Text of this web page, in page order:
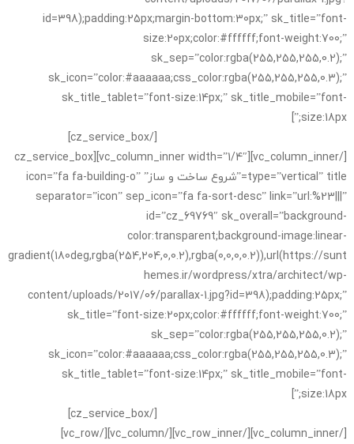
id=398);padding:25px;margin-bottom:30px;” sk_title=”font-
size:20px;color:#ffffff;font-weight:700;”
sk_sep=”color:rgba(255,255,255,0.2);”
sk_icon=”color:#aaaaaa;css_color:rgba(255,255,255,0.3);”
sk_title_tablet=”font-size:14px;” sk_title_mobile=”font-
size:18px;”] لورم ایپسوم متن ساختگی با تولید سادگی نامفهوم از صنعت
[/cz_service_box]
[/vc_column_inner][vc_column_inner width=”1/4″][cz_service_box
type=”vertical” title=”شروع ساخت و ساز” icon=”fa fa-building-o”
separator=”icon” sep_icon=”fa fa-sort-desc” link=”url:%23|||”
id=”cz_69769″ sk_overall=”background-
color:transparent;background-image:linear-
gradient(180deg,rgba(254,204,0,0.2),rgba(0,0,0,0.2)),url(https://sunt
hemes.ir/wordpress/xtra/architect/wp-
content/uploads/2017/06/parallax-1.jpg?id=398);padding:25px;”
sk_title=”font-size:20px;color:#ffffff;font-weight:700;”
sk_sep=”color:rgba(255,255,255,0.2);”
sk_icon=”color:#aaaaaa;css_color:rgba(255,255,255,0.3);”
sk_title_tablet=”font-size:14px;” sk_title_mobile=”font-
size:18px;”] لورم ایپسوم متن ساختگی با تولید سادگی نامفهوم از صنعت
[/cz_service_box]
[/vc_column_inner][/vc_row_inner][/vc_column][/vc_row]